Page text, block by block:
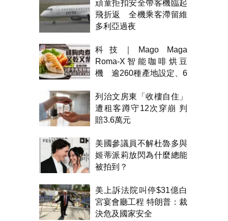
頑童拒扣安全帶客機臨起
飛折返 全機乘客滯留維
多利亞過夜
科技｜Mago Maga
Roma-X智能咖啡烘豆
機 逾260種產地設定、6
列治文房東「收樓自住」
遭租客蹲守12次穿崩 判
賠3.6萬元
美國參議員不解杜魯多與
姬蒂派莉放閃為什麼總能
被拍到？
美上訴法院叫停$31億白
宮宴會廳工程 特朗普：裁
決危及國家安全